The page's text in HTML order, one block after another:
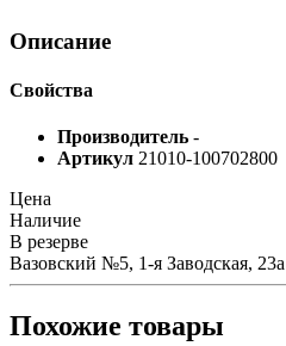
Описание
Свойства
Производитель -
Артикул 21010-100702800
Цена
Наличие
В резерве
Вазовский №5, 1-я Заводская, 23а
Похожие товары